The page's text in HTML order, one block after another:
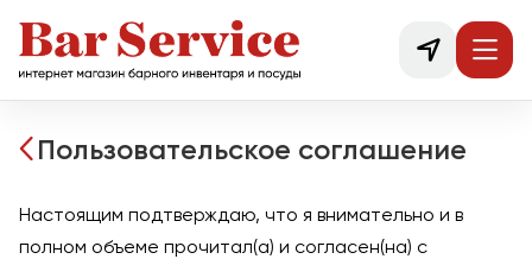
Пользовательское соглашение
Настоящим подтверждаю, что я внимательно и в
полном объеме прочитал(а) и согласен(на) с